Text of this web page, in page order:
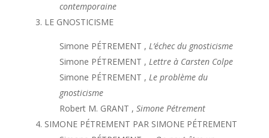
contemporaine
3. LE GNOSTICISME
Simone PÉTREMENT , L’échec du gnosticisme
Simone PÉTREMENT , Lettre à Carsten Colpe
Simone PÉTREMENT , Le problème du
gnosticisme
Robert M. GRANT , Simone Pétrement
4. SIMONE PÉTREMENT PAR SIMONE PÉTREMENT